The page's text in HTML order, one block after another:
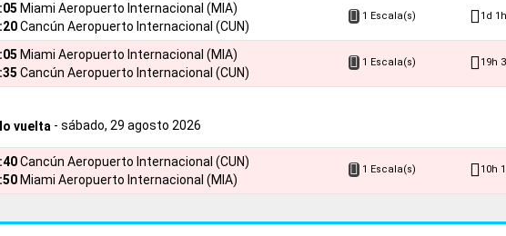
Miami Aeropuerto Internacional (MIA)
Cancún Aeropuerto Internacional (CUN)
1 Escala(s) 1d
Miami Aeropuerto Internacional (MIA)
Cancún Aeropuerto Internacional (CUN)
1 Escala(s) 19h
vuelta - sábado, 29 agosto 2026
Cancún Aeropuerto Internacional (CUN)
Miami Aeropuerto Internacional (MIA)
1 Escala(s) 10h